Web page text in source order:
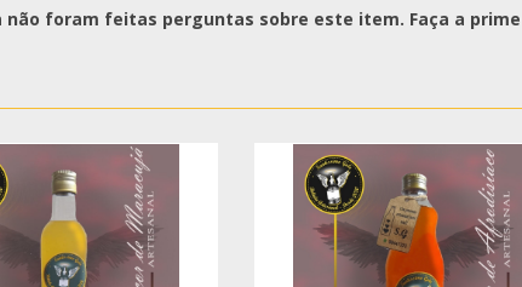
não foram feitas perguntas sobre este item. Faça a